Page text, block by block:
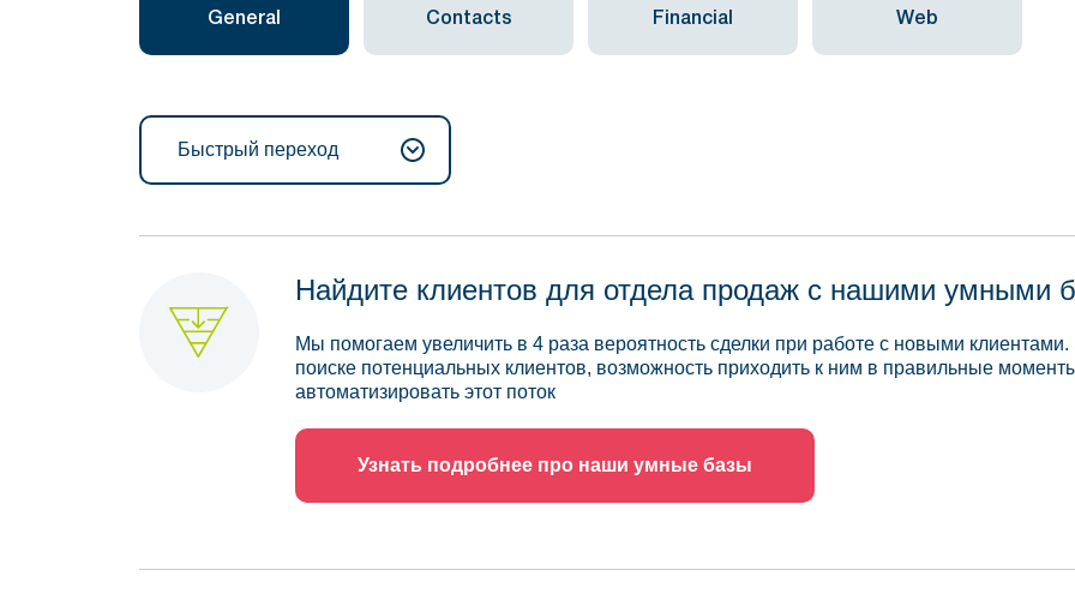
General Contacts Financial Web
Быстрый переход
Найдите клиентов для отдела продаж с нашими умными
Мы помогаем увеличить в 4 раза вероятность сделки при работе с новыми
поиске потенциальных клиентов, возможность приходить к ним в правильные
автоматизировать этот поток
Узнать подробнее про наши умные базы